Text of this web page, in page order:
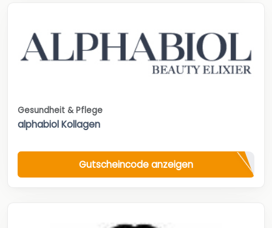
Gesundheit & Pflege
alphabiol Kollagen
Gutscheincode anzeigen